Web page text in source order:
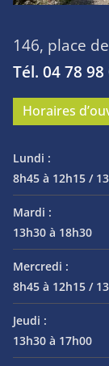
146, place
Tél. 04 78 98
Horaires
Lundi :
8h45 à 12h15 /
Mardi :
13h30 à 18h30
Mercredi :
8h45 à 12h15 /
Jeudi :
13h30 à 17h00